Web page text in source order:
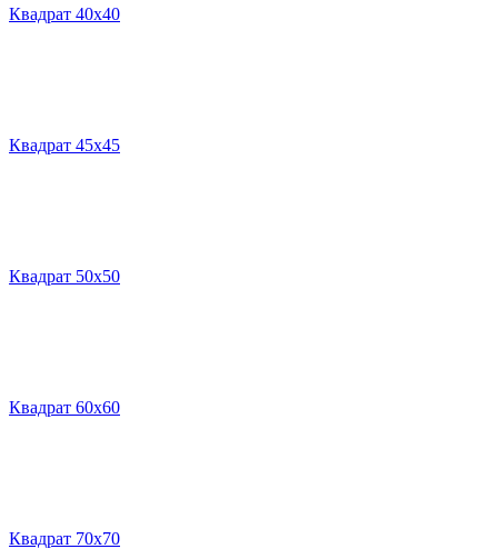
Квадрат 40х40
Квадрат 45х45
Квадрат 50х50
Квадрат 60х60
Квадрат 70х70